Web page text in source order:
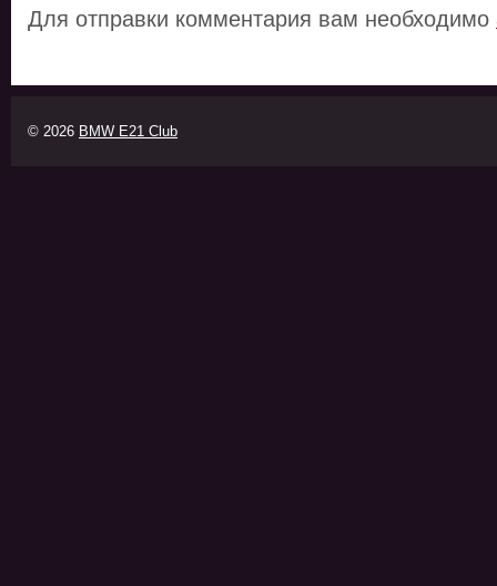
Для отправки комментария вам необходимо
© 2026 BMW E21 Club